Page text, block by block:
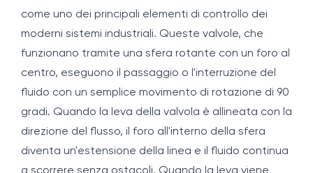
come uno dei principali elementi di controllo dei
moderni sistemi industriali. Queste valvole, che
funzionano tramite una sfera rotante con un foro al
centro, eseguono il passaggio o l'interruzione del
fluido con un semplice movimento di rotazione di 90
gradi. Quando la leva della valvola è allineata con la
direzione del flusso, il foro all'interno della sfera
diventa un'estensione della linea e il fluido continua